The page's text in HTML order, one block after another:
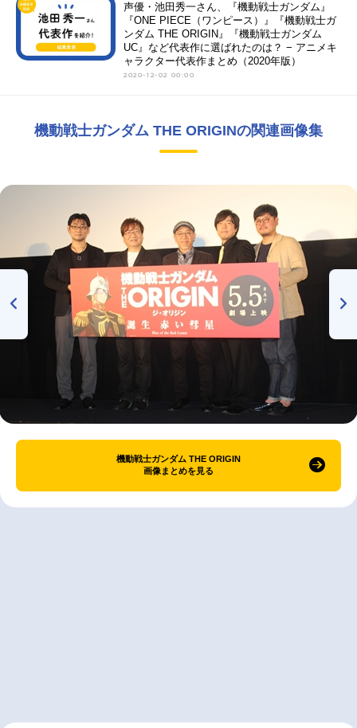
声優・池田秀一さん、『機動戦士ガンダム』
『ONE PIECE（ワンピース）』『機動戦士ガ
ンダム THE ORIGIN』『機動戦士ガンダム
UC』など代表作に選ばれたのは？ − アニメキ
ャラクター代表作まとめ（2020年版）
2020-12-02 00:00
機動戦士ガンダム THE ORIGINの関連画像集
機動戦士ガンダム THE ORIGIN
画像まとめを見る